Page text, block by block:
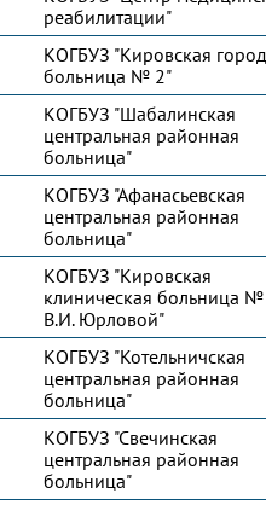
реабилитации"
КОГБУЗ "Кировская
больница № 2"
КОГБУЗ "Шабалинская
центральная районная
больница"
КОГБУЗ "Афанасьевская
центральная районная
больница"
КОГБУЗ "Кировская
клиническая больница
В.И. Юрловой"
КОГБУЗ "Котельничская
центральная районная
больница"
КОГБУЗ "Свечинская
центральная районная
больница"